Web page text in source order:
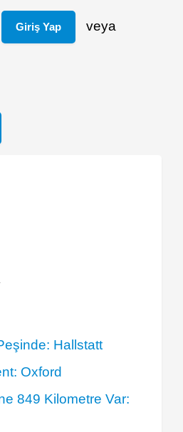
Giriş Yap veya
Hallstatt
Oxford
849 Kilometre Var: